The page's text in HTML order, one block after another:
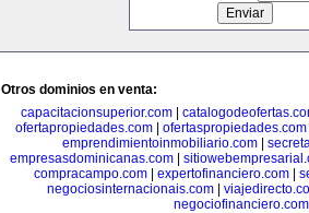
Otros dominios en venta:
capacitacionsuperior.com
ofertapropiedades.com
ofertaspropiedades.com
emprendimientoinmobiliario.com|
empresasdominicanas.com|
compracampo.com| expertofinanciero.com|
negociosinternacionais.com
negociofinanciero.com